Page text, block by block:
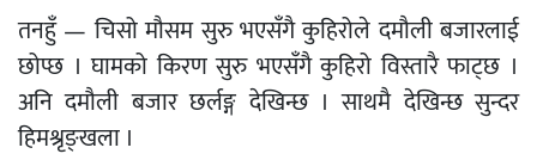
तनहुँ — चिसो मौसम सुरु भएसँगै कुहिरोले दमौली बजारलाई
छोप्छ । घामको किरण सुरु भएसँगै कुहिरो विस्तारै फाट्छ ।
अनि दमौली बजार छर्लङ्ग देखिन्छ । साथमै देखिन्छ सुन्दर
हिमश्रृङ्खला ।